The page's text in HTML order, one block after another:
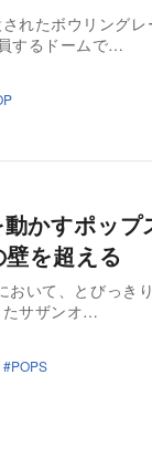
れたボウリング
するドームで…
かすポッ
を超える
いて、とびっき
たサザンオ…
POPS